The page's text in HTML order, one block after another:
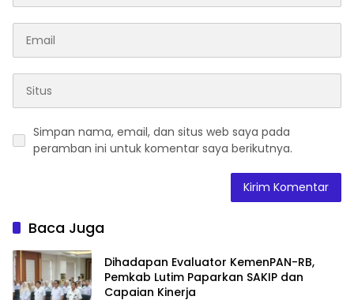
Simpan nama, email, dan situs web saya pada
peramban ini untuk komentar saya berikutnya.
Baca Juga
Dihadapan Evaluator KemenPAN-RB,
Pemkab Lutim Paparkan SAKIP dan
Capaian Kinerja